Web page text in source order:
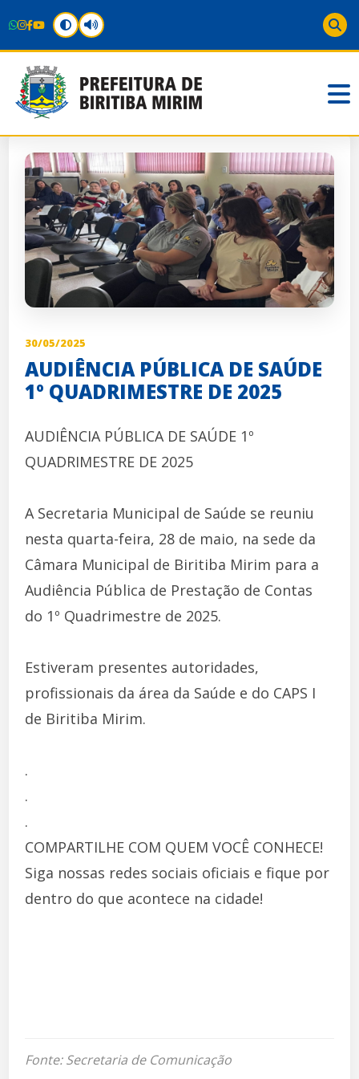
30/05/2025
AUDIÊNCIA PÚBLICA DE SAÚDE
1º QUADRIMESTRE DE 2025
AUDIÊNCIA PÚBLICA DE SAÚDE 1º
QUADRIMESTRE DE 2025
A Secretaria Municipal de Saúde se reuniu
nesta quarta-feira, 28 de maio, na sede da
Câmara Municipal de Biritiba Mirim para a
Audiência Pública de Prestação de Contas
do 1º Quadrimestre de 2025.
Estiveram presentes autoridades,
profissionais da área da Saúde e do CAPS I
de Biritiba Mirim.
.
.
.
COMPARTILHE COM QUEM VOCÊ CONHECE!
Siga nossas redes sociais oficiais e fique por
dentro do que acontece na cidade!
Fonte: Secretaria de Comunicação